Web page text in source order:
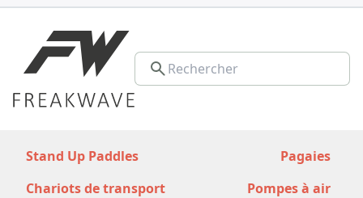
Stand Up Paddles
Pagaies
Chariots de transport
Pompes à air